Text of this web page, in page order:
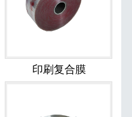
印刷复合膜